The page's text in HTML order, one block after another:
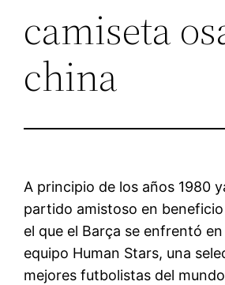
camiseta
china
A principio de los años 1980
partido amistoso en
el que el Barça se enfrentó
equipo Human Stars, una
mejores futbolistas del